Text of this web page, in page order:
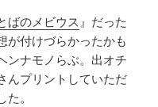
ばのメビウス 』だった
が付けづらかったかも
ンナモノらぶ。出オチ
んプリントしていただ
。